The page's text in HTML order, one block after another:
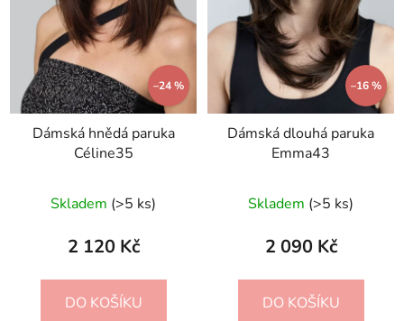
–24 %
Dámská hnědá paruka
Céline35
Skladem (>5 ks)
2 120 Kč
DO KOŠÍKU
–16 %
Dámská dlouhá paruka
Emma43
Skladem (>5 ks)
2 090 Kč
DO KOŠÍKU